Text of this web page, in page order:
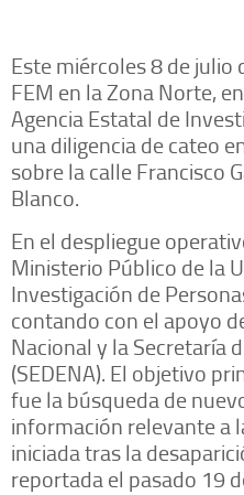
Este miércoles 8 de
FEM en la Zona Norte,
Agencia Estatal de
una diligencia de cateo
sobre la calle Francisco
Blanco.
En el despliegue
Ministerio Público de la
Investigación de
contando con el apoyo
Nacional y la Secretaría
(SEDENA). El objetivo
fue la búsqueda de
información relevante a
iniciada tras la
reportada el pasado 19